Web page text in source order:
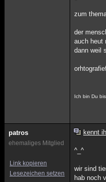
zum
der
auch heut
dann weil
Ich bin Du
patros
ehemaliges Mitglied
Link kopieren
Lesezeichen setzen
kennt
^_^
wir sind
hab noch